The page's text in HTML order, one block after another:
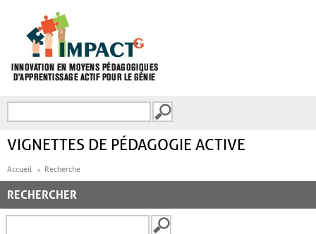
FORMULAIRE DE
VIGNETTES DE PÉDAGOGIE ACTIVE
Accueil Recherche
RECHERCHER